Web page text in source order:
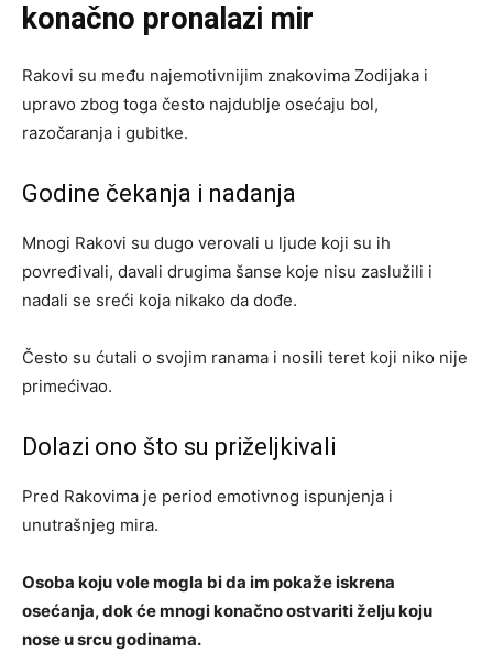
konačno pronalazi mir
Rakovi su među najemotivnijim znakovima Zodijaka i
upravo zbog toga često najdublje osećaju bol,
razočaranja i gubitke.
Godine čekanja i nadanja
Mnogi Rakovi su dugo verovali u ljude koji su ih
povređivali, davali drugima šanse koje nisu zaslužili i
nadali se sreći koja nikako da dođe.
Često su ćutali o svojim ranama i nosili teret koji niko nije
primećivao.
Dolazi ono što su priželjkivali
Pred Rakovima je period emotivnog ispunjenja i
unutrašnjeg mira.
Osoba koju vole mogla bi da im pokaže iskrena
osećanja, dok će mnogi konačno ostvariti želju koju
nose u srcu godinama.